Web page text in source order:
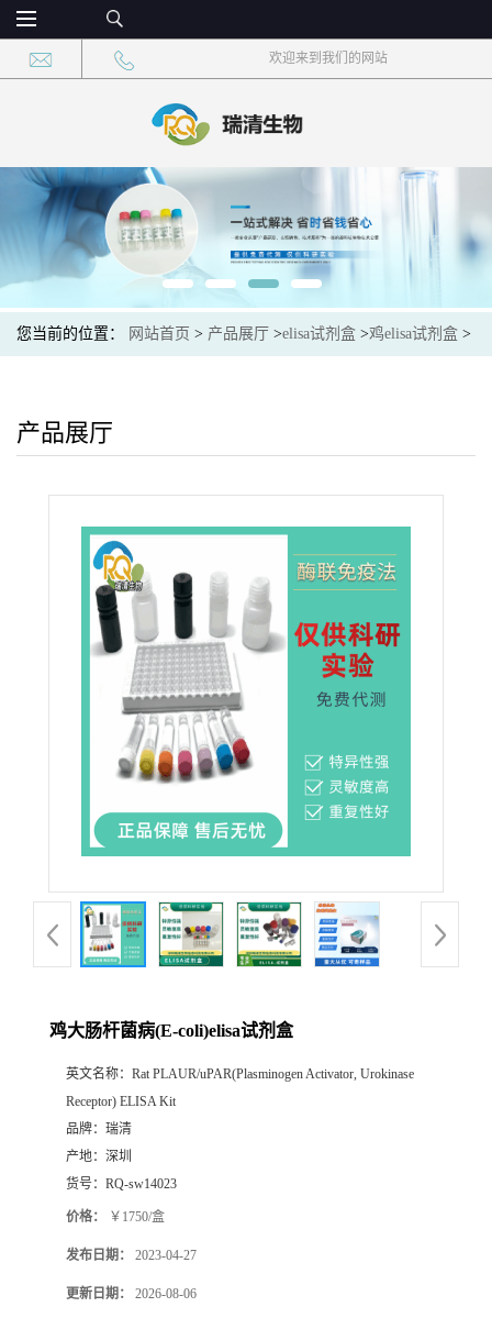
欢迎来到我们的网站
您当前的位置： 网站首页 > 产品展厅 >elisa试剂盒 >鸡elisa试剂盒 >
产品展厅
鸡大肠杆菌病(E-coli)elisa试剂盒
英文名称： Rat PLAUR/uPAR(Plasminogen Activator, Urokinase
Receptor) ELISA Kit
品牌： 瑞清
产地： 深圳
货号： RQ-sw14023
价格： ￥1750/盒
发布日期： 2023-04-27
更新日期： 2026-08-06